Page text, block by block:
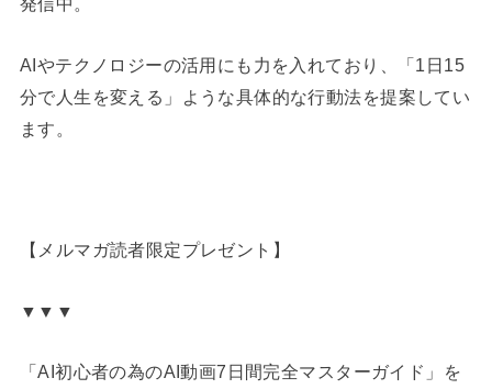
AIやテクノロジーの活用にも力を入れており、「1日15
分で人生を変える」ような具体的な行動法を提案してい
ます。
【メルマガ読者限定プレゼント】
▼▼▼
「AI初心者の為のAI動画7日間完全マスターガイド」を